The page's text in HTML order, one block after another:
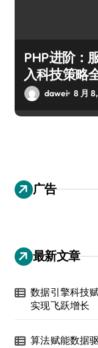
PHP进阶：
入科技策略
dawei 8 月
广告
最新文章
数据引擎科技
实现飞跃增长
算法赋能数据